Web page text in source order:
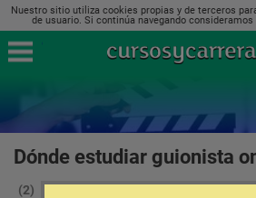
Nuestro sitio utiliza cookies propias y de terceros
de usuario. Si continúa navegando
Dónde estudiar guionista
(2)